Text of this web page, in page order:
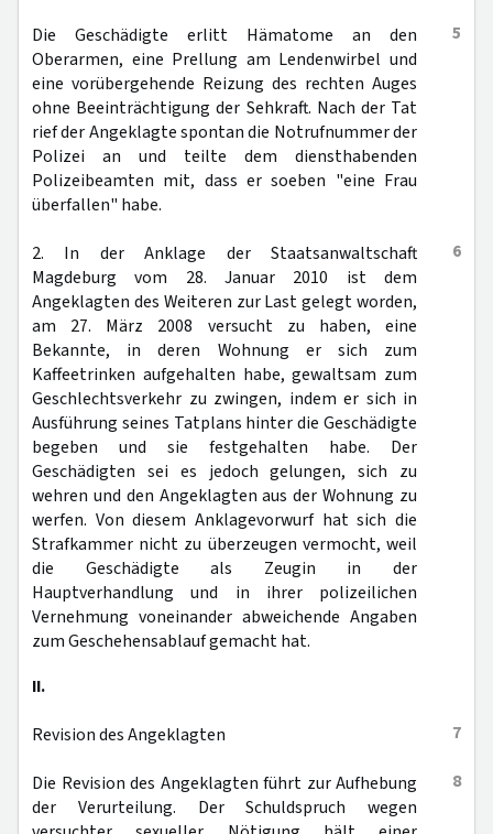
5
Die Geschädigte erlitt Hämatome an den
Oberarmen, eine Prellung am Lendenwirbel und
eine vorübergehende Reizung des rechten Auges
ohne Beeinträchtigung der Sehkraft. Nach der Tat
rief der Angeklagte spontan die Notrufnummer der
Polizei an und teilte dem diensthabenden
Polizeibeamten mit, dass er soeben "eine Frau
überfallen" habe.
6
2. In der Anklage der Staatsanwaltschaft
Magdeburg vom 28. Januar 2010 ist dem
Angeklagten des Weiteren zur Last gelegt worden,
am 27. März 2008 versucht zu haben, eine
Bekannte, in deren Wohnung er sich zum
Kaffeetrinken aufgehalten habe, gewaltsam zum
Geschlechtsverkehr zu zwingen, indem er sich in
Ausführung seines Tatplans hinter die Geschädigte
begeben und sie festgehalten habe. Der
Geschädigten sei es jedoch gelungen, sich zu
wehren und den Angeklagten aus der Wohnung zu
werfen. Von diesem Anklagevorwurf hat sich die
Strafkammer nicht zu überzeugen vermocht, weil
die Geschädigte als Zeugin in der
Hauptverhandlung und in ihrer polizeilichen
Vernehmung voneinander abweichende Angaben
zum Geschehensablauf gemacht hat.
II.
7
Revision des Angeklagten
8
Die Revision des Angeklagten führt zur Aufhebung
der Verurteilung. Der Schuldspruch wegen